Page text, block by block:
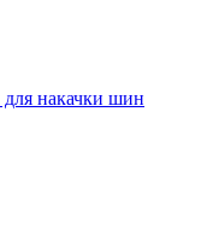
накачки шин